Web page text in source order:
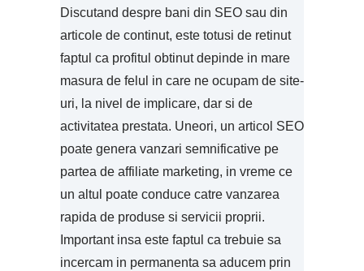
Discutand despre bani din SEO sau din
articole de continut, este totusi de retinut
faptul ca profitul obtinut depinde in mare
masura de felul in care ne ocupam de site-
uri, la nivel de implicare, dar si de
activitatea prestata. Uneori, un articol SEO
poate genera vanzari semnificative pe
partea de affiliate marketing, in vreme ce
un altul poate conduce catre vanzarea
rapida de produse si servicii proprii.
Important insa este faptul ca trebuie sa
incercam in permanenta sa aducem prin